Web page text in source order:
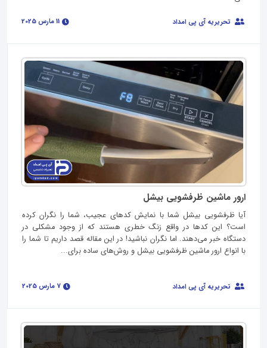
تحریریه آی پی امداد
ارور ماشین ظرفشویی بیشل
آیا ظرفشویی بیشل شما با نمایش کدهای عجیب، شما را نگران کرده
است؟ این کدها در واقع زنگ خطری هستند که از وجود مشکلی در
دستگاه خبر می‌دهند. اما نگران نباشید! در این مقاله قصد داریم تا شما را
با انواع ارور ماشین ظرفشویی بیشل و روش‌های ساده برای...
تحریریه آی پی امداد